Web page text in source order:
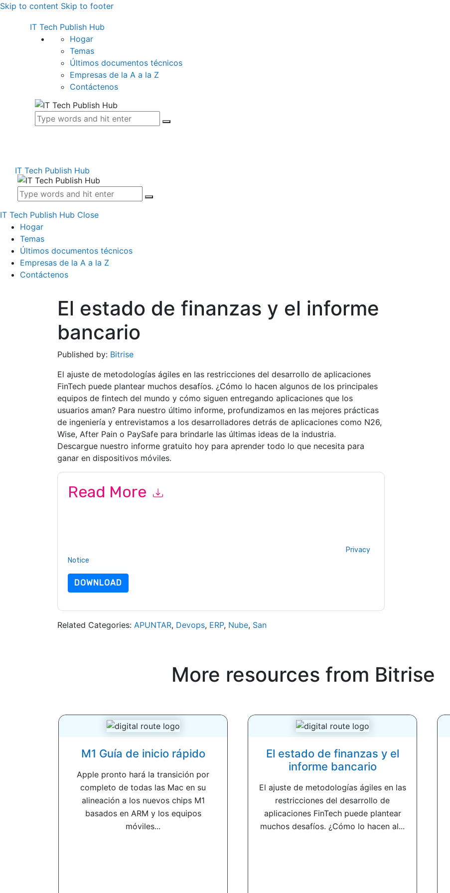
Skip to content Skip to footer
IT Tech Publish Hub
Hogar
Temas
Últimos documentos técnicos
Empresas de la A a la Z
Contáctenos
IT Tech Publish Hub
IT Tech Publish Hub Close
Hogar
Temas
Últimos documentos técnicos
Empresas de la A a la Z
Contáctenos
El estado de finanzas y el informe
bancario
Published by: Bitrise
El ajuste de metodologías ágiles en las restricciones del desarrollo de aplicaciones
FinTech puede plantear muchos desafíos. ¿Cómo lo hacen algunos de los principales
equipos de fintech del mundo y cómo siguen entregando aplicaciones que los
usuarios aman? Para nuestro último informe, profundizamos en las mejores prácticas
de ingeniería y entrevistamos a los desarrolladores detrás de aplicaciones como N26,
Wise, After Pain o PaySafe para brindarle las últimas ideas de la industria.
Descargue nuestro informe gratuito hoy para aprender todo lo que necesita para
ganar en dispositivos móviles.
Read More
Privacy
Notice
DOWNLOAD
Related Categories: APUNTAR, Devops, ERP, Nube, San
More resources from Bitrise
M1 Guía de inicio rápido
Apple pronto hará la transición por
completo de todas las Mac en su
alineación a los nuevos chips M1
basados ​​en ARM y los equipos
móviles...
El estado de finanzas y el
informe bancario
El ajuste de metodologías ágiles en las
restricciones del desarrollo de
aplicaciones FinTech puede plantear
muchos desafíos. ¿Cómo lo hacen al...